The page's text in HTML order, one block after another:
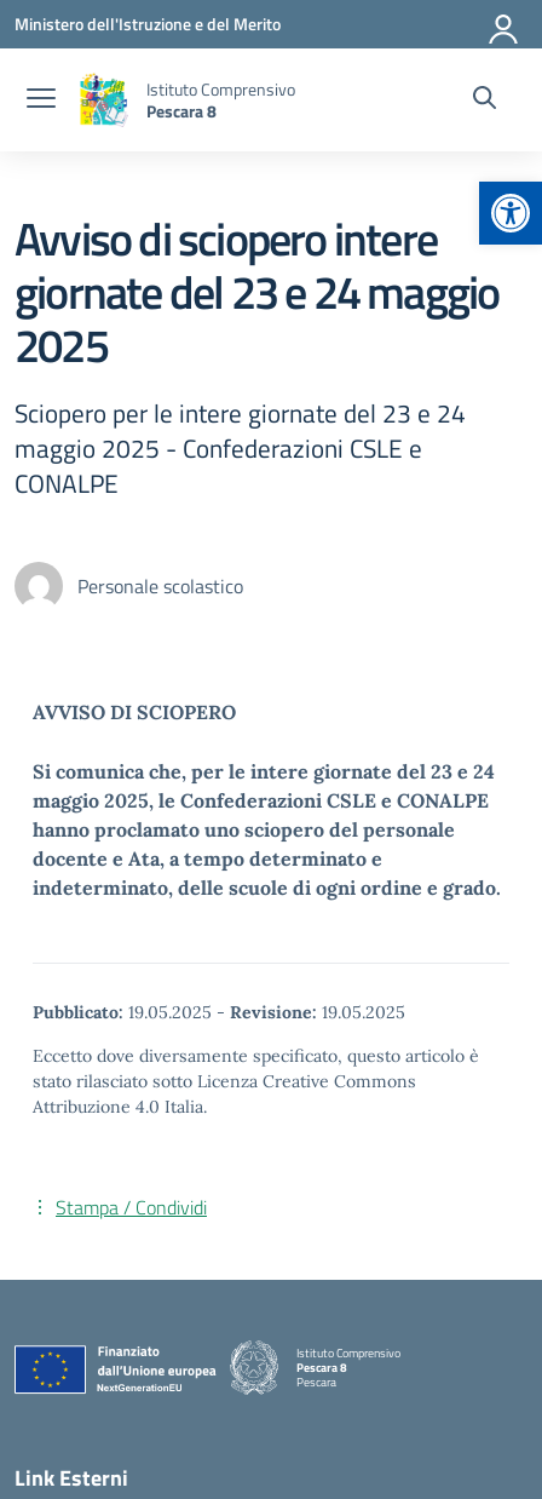
Vai ai contenuti
Vai al menu di navigazione
Vai al footer
Ministero dell'Istruzione e del Merito
Istituto Comprensivo
Pescara 8
Avviso di sciopero intere
giornate del 23 e 24 maggio
2025
Sciopero per le intere giornate del 23 e 24
maggio 2025 - Confederazioni CSLE e
CONALPE
Personale scolastico
AVVISO DI SCIOPERO
Si comunica che, per le intere giornate del 23 e 24
maggio 2025, le Confederazioni CSLE e CONALPE
hanno proclamato uno sciopero del personale
docente e Ata, a tempo determinato e
indeterminato, delle scuole di ogni ordine e grado.
Pubblicato: 19.05.2025 - Revisione: 19.05.2025
Eccetto dove diversamente specificato, questo articolo è
stato rilasciato sotto Licenza Creative Commons
Attribuzione 4.0 Italia.
Stampa / Condividi
Istituto Comprensivo
Pescara 8
Pescara
Link Esterni